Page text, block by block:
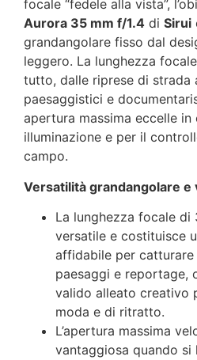
focale “fedele alla vista”,
Aurora 35 mm f/1.4 di Sirui
grandangolare fisso dal
leggero. La lunghezza
tutto, dalle riprese di strada
paesaggistici e
apertura massima eccelle
illuminazione e per il
campo.
Versatilità grandangolare e
La lunghezza focale di
versatile e costituisce
affidabile per catturare
paesaggi e reportage,
valido alleato creativo
moda e di ritratto.
L’apertura massima
vantaggiosa quando